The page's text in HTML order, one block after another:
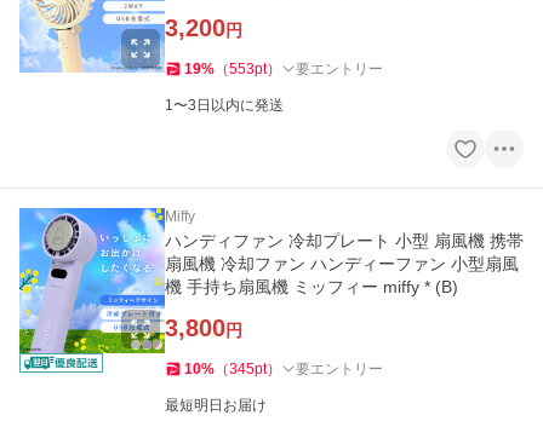
3,200円
19% （553pt） 要エントリー
1〜3日以内に発送
Miffy
ハンディファン 冷却プレート 小型 扇風機 携帯
扇風機 冷却ファン ハンディーファン 小型扇風
機 手持ち扇風機 ミッフィー miffy * (B)
3,800円
10% （345pt） 要エントリー
最短明日お届け